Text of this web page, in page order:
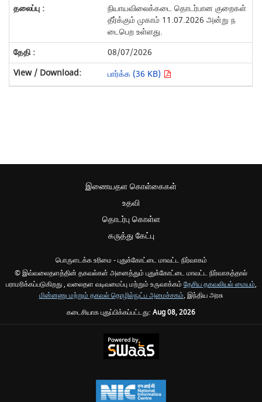
நியாயவிலைக்கடை தொடர்பான குறைகள்
தீர்க்கும் முகாம் 11.07.2026 அன்று ந
டைபெற உள்ளது.
08/07/2026
பார்க்க (36 KB)
இணையதள கொள்கைகள்
உதவி
தொடர்பு கொள்ள
கருத்து கேட்பு
பொருளடக்க உரிமை - புதுக்கோட்டை மாவட்ட நிர்வாகம்
© இவ்வலைதளத்தின் தகவல்கள் அனைத்தும் புதுக்கோட்டை மாவட்ட நிர்வாகத்தால்
பராமரிக்கப்படுகிறது , வலைதள வடிவமைப்பு மற்றும் உருவாக்கம் தேசிய தகவலியல் மையம்,
மின்னணு மற்றும் தகவல் தொழில்நுட்ப அமைச்சகம், இந்திய அரசு
கடைசியாக புதுப்பிக்கப்பட்டது: Aug 08, 2026